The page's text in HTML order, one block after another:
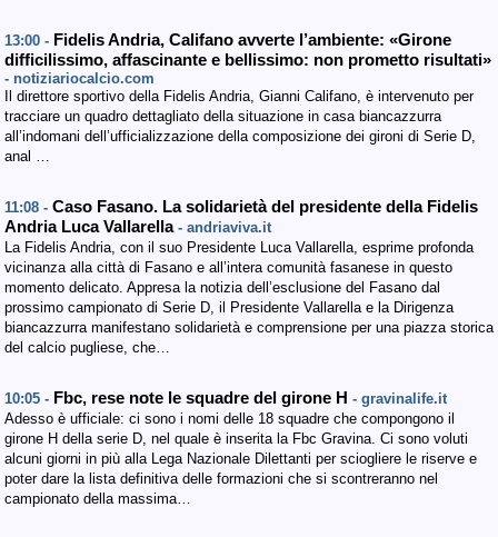
13:00 - Fidelis Andria, Califano avverte l’ambiente: «Girone
difficilissimo, affascinante e bellissimo: non prometto risultati»
- notiziariocalcio.com
Il direttore sportivo della Fidelis Andria, Gianni Califano, è intervenuto per
tracciare un quadro dettagliato della situazione in casa biancazzurra
all’indomani dell’ufficializzazione della composizione dei gironi di Serie D,
anal …
11:08 - Caso Fasano. La solidarietà del presidente della Fidelis
Andria Luca Vallarella - andriaviva.it
La Fidelis Andria, con il suo Presidente Luca Vallarella, esprime profonda
vicinanza alla città di Fasano e all’intera comunità fasanese in questo
momento delicato. Appresa la notizia dell’esclusione del Fasano dal
prossimo campionato di Serie D, il Presidente Vallarella e la Dirigenza
biancazzurra manifestano solidarietà e comprensione per una piazza storica
del calcio pugliese, che…
10:05 - Fbc, rese note le squadre del girone H - gravinalife.it
Adesso è ufficiale: ci sono i nomi delle 18 squadre che compongono il
girone H della serie D, nel quale è inserita la Fbc Gravina. Ci sono voluti
alcuni giorni in più alla Lega Nazionale Dilettanti per sciogliere le riserve e
poter dare la lista definitiva delle formazioni che si scontreranno nel
campionato della massima…